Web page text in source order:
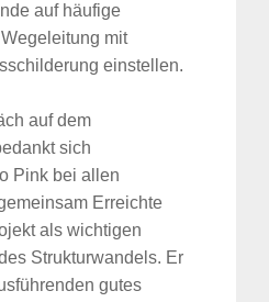
auf häufige
mit
einstellen.
auf dem
sich
Pink bei allen
Erreichte
als wichtigen
Strukturwandels. Er
gutes